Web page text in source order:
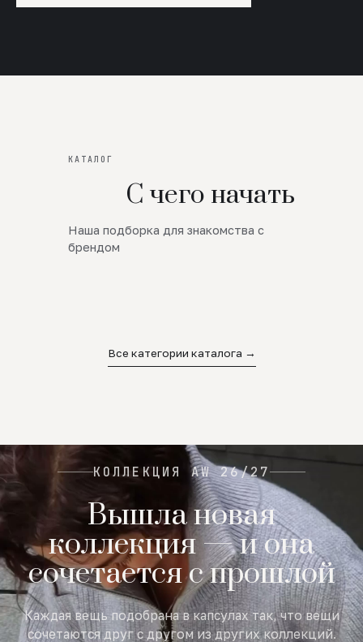
КАТАЛОГ
С чего начать
Наша подборка для знакомства с
брендом
Новинки
SALE
Все категории каталога →
КОЛЛЕКЦИЯ AW 26/27
Вышла новая
коллекция — и она
сочетается с прошлой
Каждая вещь подобрана в капсулах так, что вещи
сочетаются друг с другом из других коллекций.